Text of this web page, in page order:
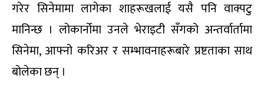
गरेर सिनेमामा लागेका शाहरूखलाई यसै पनि वाक्पटु
मानिन्छ । लोकार्नोमा उनले भेराइटी सँगको अन्तर्वार्तामा
सिनेमा, आफ्नो करिअर र सम्भावनाहरूबारे प्रष्टताका साथ
बोलेका छन् ।